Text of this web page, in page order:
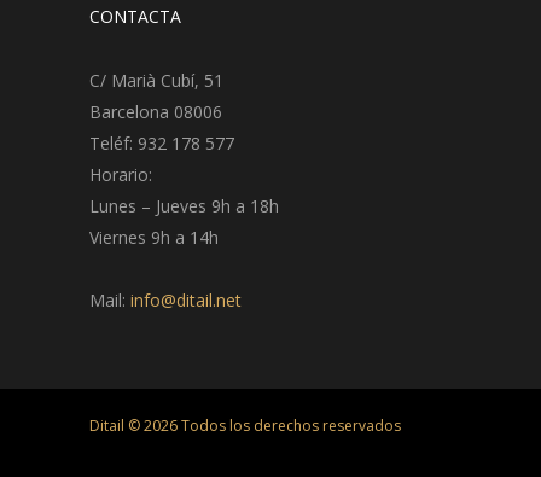
CONTACTA
C/ Marià Cubí, 51
Barcelona 08006
Teléf: 932 178 577
Horario:
Lunes – Jueves 9h a 18h
Viernes 9h a 14h
Mail: info@ditail.net
Ditail ©2026Todos los derechos reservados